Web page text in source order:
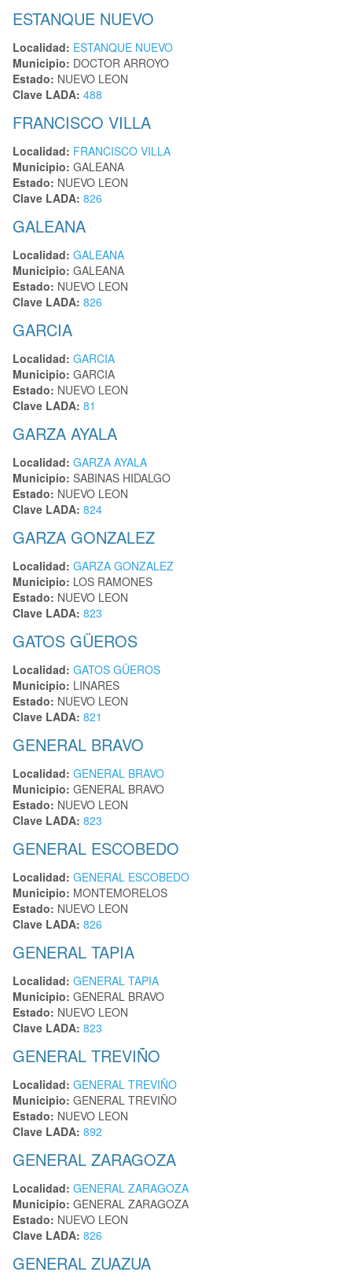
ESTANQUE NUEVO
Localidad: ESTANQUE NUEVO
Municipio: DOCTOR ARROYO
Estado: NUEVO LEON
Clave LADA: 488
FRANCISCO VILLA
Localidad: FRANCISCO VILLA
Municipio: GALEANA
Estado: NUEVO LEON
Clave LADA: 826
GALEANA
Localidad: GALEANA
Municipio: GALEANA
Estado: NUEVO LEON
Clave LADA: 826
GARCIA
Localidad: GARCIA
Municipio: GARCIA
Estado: NUEVO LEON
Clave LADA: 81
GARZA AYALA
Localidad: GARZA AYALA
Municipio: SABINAS HIDALGO
Estado: NUEVO LEON
Clave LADA: 824
GARZA GONZALEZ
Localidad: GARZA GONZALEZ
Municipio: LOS RAMONES
Estado: NUEVO LEON
Clave LADA: 823
GATOS GÜEROS
Localidad: GATOS GÜEROS
Municipio: LINARES
Estado: NUEVO LEON
Clave LADA: 821
GENERAL BRAVO
Localidad: GENERAL BRAVO
Municipio: GENERAL BRAVO
Estado: NUEVO LEON
Clave LADA: 823
GENERAL ESCOBEDO
Localidad: GENERAL ESCOBEDO
Municipio: MONTEMORELOS
Estado: NUEVO LEON
Clave LADA: 826
GENERAL TAPIA
Localidad: GENERAL TAPIA
Municipio: GENERAL BRAVO
Estado: NUEVO LEON
Clave LADA: 823
GENERAL TREVIÑO
Localidad: GENERAL TREVIÑO
Municipio: GENERAL TREVIÑO
Estado: NUEVO LEON
Clave LADA: 892
GENERAL ZARAGOZA
Localidad: GENERAL ZARAGOZA
Municipio: GENERAL ZARAGOZA
Estado: NUEVO LEON
Clave LADA: 826
GENERAL ZUAZUA